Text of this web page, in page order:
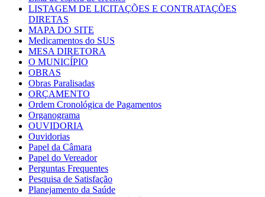
LISTAGEM DE LICITAÇÕES E CONTRATAÇÕES
DIRETAS
MAPA DO SITE
Medicamentos do SUS
MESA DIRETORA
O MUNICÍPIO
OBRAS
Obras Paralisadas
ORÇAMENTO
Ordem Cronológica de Pagamentos
Organograma
OUVIDORIA
Ouvidorias
Papel da Câmara
Papel do Vereador
Perguntas Frequentes
Pesquisa de Satisfação
Planejamento da Saúde